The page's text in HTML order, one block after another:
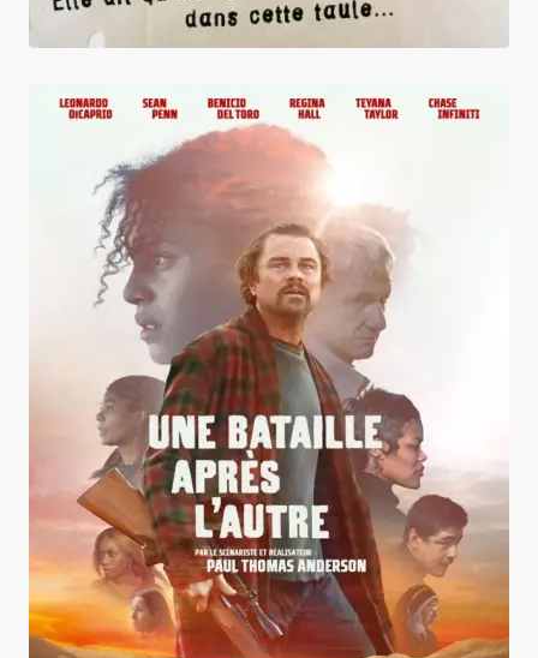
Une bataille après l'autre